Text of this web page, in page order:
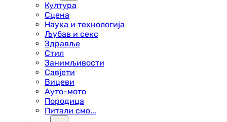
Култура
Сцена
Наука и технологија
Љубав и секс
Здравље
Стил
Занимљивости
Савјети
Вицеви
Ауто-мото
Породица
Питали смо...